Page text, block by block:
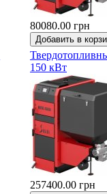
80080.00 грн
150 кВт
257400.00 грн